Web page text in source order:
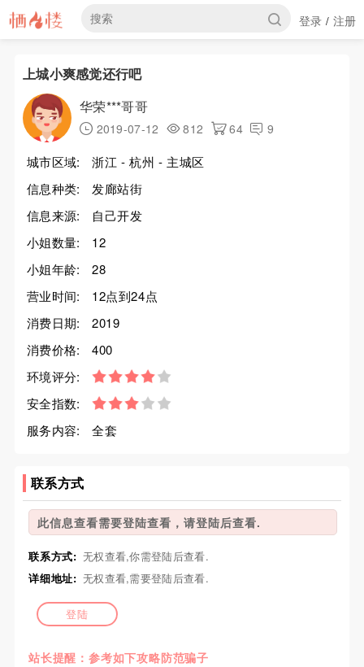
登录 / 注册
上城小爽感觉还行吧
华荣***哥哥
2019-07-12 812 64 9
城市区域:
浙江 - 杭州 - 主城区
信息种类:
发廊站街
信息来源:
自己开发
小姐数量:
12
小姐年龄:
28
营业时间:
12点到24点
消费日期:
2019
消费价格:
400
环境评分:
安全指数:
服务内容:
全套
联系方式
此信息查看需要登陆查看，请登陆后查看.
联系方式: 无权查看,你需登陆后查看.
详细地址: 无权查看,需要登陆后查看.
登陆
站长提醒：参考如下攻略防范骗子